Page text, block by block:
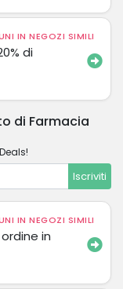
IN NEGOZI SIMILI
di
di Farmacia
Iscriviti
IN NEGOZI SIMILI
in